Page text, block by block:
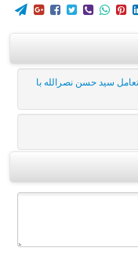
      
سید حسن نصر‌الله با